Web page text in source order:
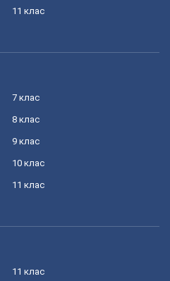
11 клас
7 клас
8 клас
9 клас
10 клас
11 клас
11 клас